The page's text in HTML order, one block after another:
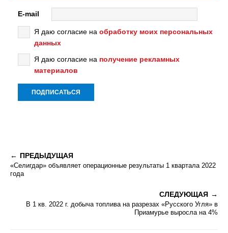
E-mail
Я даю согласие на обработку моих персональных
данных
Я даю согласие на получение рекламных
материалов
ПРЕДЫДУЩАЯ
«Селигдар» объявляет операционные результаты 1 квартала 2022
года
СЛЕДУЮЩАЯ
В 1 кв. 2022 г. добыча топлива на разрезах «Русского Угля» в
Приамурье выросла на 4%